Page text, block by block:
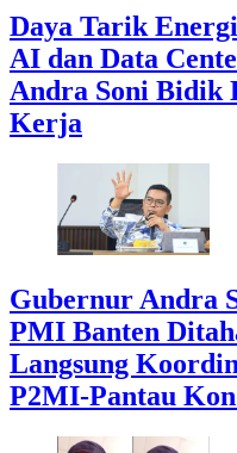
Daya Tarik
AI dan Data
Andra Soni Bidik
Kerja
Gubernur Andra
PMI Banten
Langsung
P2MI-Pantau